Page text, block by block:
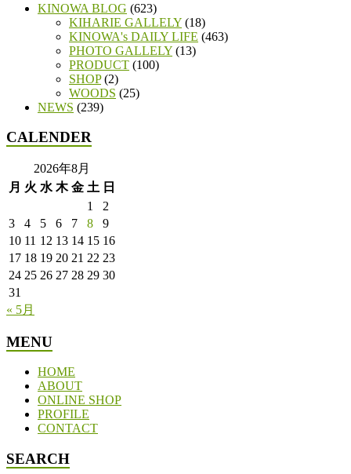
KINOWA BLOG (623)
KIHARIE GALLELY (18)
KINOWA's DAILY LIFE (463)
PHOTO GALLELY (13)
PRODUCT (100)
SHOP(2)
WOODS (25)
NEWS (239)
CALENDER
2026年8月
月 火 水 木 金 土 日
1
2
3
4 5 6 7 8
9
10 11 12 13 14 15 16
17 18 19 20 21 22 23
24 25 26 27 28 29 30
31
« 5月
MENU
HOME
ABOUT
ONLINE SHOP
PROFILE
CONTACT
SEARCH